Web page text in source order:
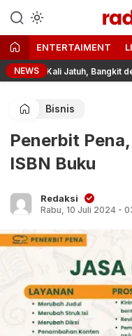
Informasi
Terkini Hari
ENTERTAIMENT
NEWS
Kali Jatuh, Bangkit dengan
Bisnis
Penerbit
ISBN Buku
Redaksi
Rabu, 10 Juli 2024 -